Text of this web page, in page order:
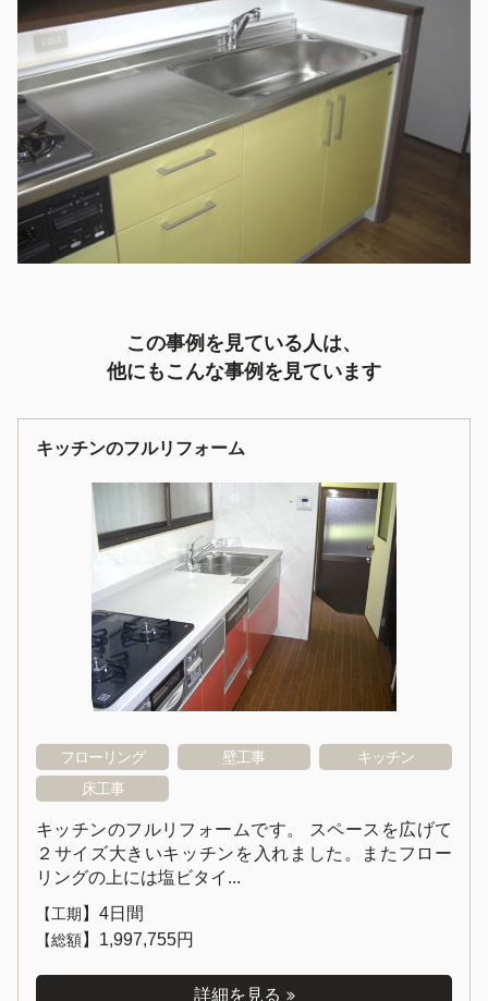
この事例を見ている人は、
他にもこんな事例を見ています
キッチンのフルリフォーム
フローリング 壁工事
キッチン
床工事
キッチンのフルリフォームです。 スペースを広げて
２サイズ大きいキッチンを入れました。またフロー
リングの上には塩ビタイ...
【工期 】 4日間
【総額】 1,997,755円
詳細を見る